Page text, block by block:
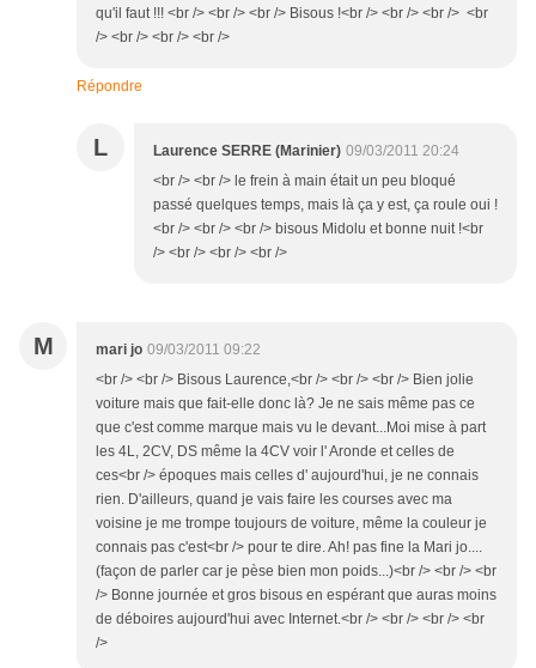
qu'il faut !!! <br /> <br /> <br /> Bisous !<br /> <br /> <br /> <br
/> <br /> <br /> <br />
Répondre
L Laurence SERRE (Marinier) 09/03/2011 20:24
<br /> <br /> le frein à main était un peu bloqué
passé quelques temps, mais là ça y est, ça roule oui !
<br /> <br /> <br /> bisous Midolu et bonne nuit !<br
/> <br /> <br /> <br />
M mari jo 09/03/2011 09:22
<br /> <br /> Bisous Laurence,<br /> <br /> <br /> Bien jolie
voiture mais que fait-elle donc là? Je ne sais même pas ce
que c'est comme marque mais vu le devant...Moi mise à part
les 4L, 2CV, DS même la 4CV voir l' Aronde et celles de
ces<br /> époques mais celles d' aujourd'hui, je ne connais
rien. D'ailleurs, quand je vais faire les courses avec ma
voisine je me trompe toujours de voiture, même la couleur je
connais pas c'est<br /> pour te dire. Ah! pas fine la Mari jo....
(façon de parler car je pèse bien mon poids...)<br /> <br /> <br
/> Bonne journée et gros bisous en espérant que auras moins
de déboires aujourd'hui avec Internet.<br /> <br /> <br /> <br
/>